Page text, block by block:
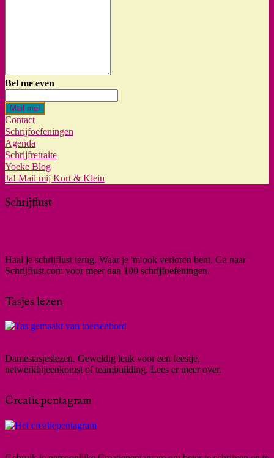
Bel me even
Mail me!
Contact
Schrijfoefeningen
Agenda
Schrijfretraite
Yoeke Blog
Ja! Mail mij Kort & Klein
Schrijflust
Haal je schrijflust terug. Waar je 'm ook verloren bent. Ga naar
Schrijflust.com voor meer dan 100 schrijfoefeningen.
Tasjes lezen
Damestasjeslezen. Geweldig leuk voor een feestje,
netwerkbijeenkomst of teambuilding. Lees er meer over.
Creatiepentagram